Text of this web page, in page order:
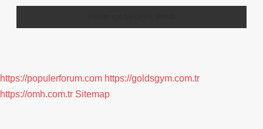
https://populerforum.com https://goldsgym.com.tr
https://omh.com.tr Sitemap